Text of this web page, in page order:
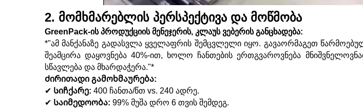
2. მომხმარებლის პერსპექტივა და მოწმობა
GreenPack-ის პროდუქციის მენეჯერის, კლაუს ვებერის განცხადება:
*"ამ მანქანაზე გადასვლა ყველაფრის შემცვლელი იყო. გავაორმაგეთ
შეამცირა დაყოვნება 40%-ით, ხოლო ჩანთების ერთგვაროვნება
სწავლება და მხარდაჭერა."*
Ძირითადი გამოხმაურება:
✔ Სიჩქარე: 400 ჩანთა/წთ vs. 240 ადრე.
✔ Საიმედოობა: 99% მუშა დრო 6 თვის შემდეგ.